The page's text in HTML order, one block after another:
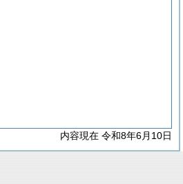
内容現在 令和8年6月10日